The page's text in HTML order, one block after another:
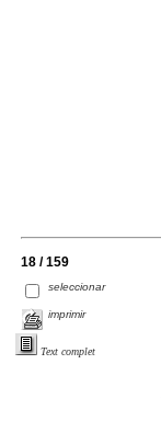
18 / 159
seleccionar
imprimir
Text complet